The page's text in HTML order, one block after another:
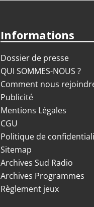
Informations
Dossier de presse
QUI SOMMES-NOUS ?
Comment nous
Publicité
Mentions Légales
CGU
Politique de
Sitemap
Archives Sud Radio
Archives Programmes
Règlement jeux